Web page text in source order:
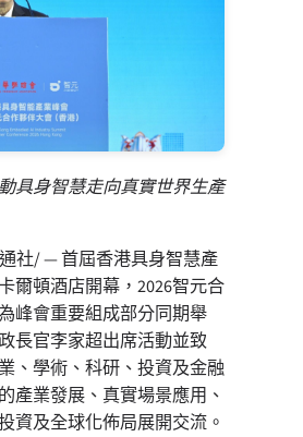
具身智慧走向真實世界生產
社/ — 首屆香港具身智慧產
爾頓酒店開幕，2026智元合
峰會重要組成部分同期舉
長官李家超出席活動並致
、學術、科研、投資及金融
產業發展、真實場景應用、
資及全球化佈局展開交流。